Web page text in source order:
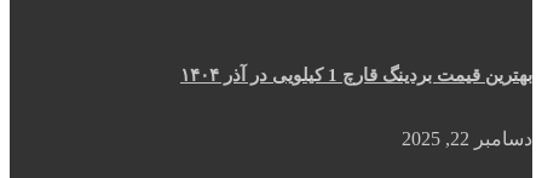
بهترین قیمت بردینگ قارچ 1 کیلویی در آذر ۱۴۰۴
دسامبر 22, 2025